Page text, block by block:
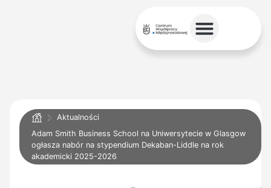
Aktualności
Adam Smith Business School na Uniwersytecie w Glasgow
ogłasza nabór na stypendium Dekaban-Liddle na rok
akademicki 2025-2026